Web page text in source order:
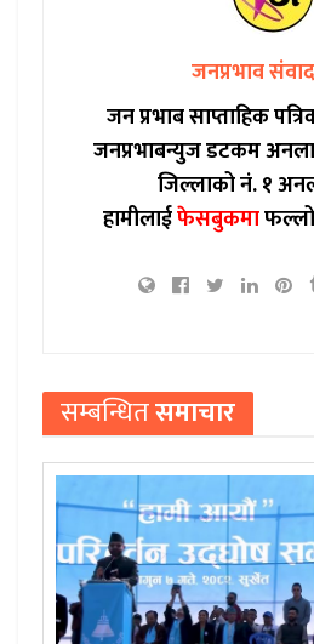
जनप्रभाव
जन प्रभाब साप्ताहिक
जनप्रभाबन्युज डटकम
जिल्लाको नं. १
हामीलाईफेसबुकमाफल्लो
सम्बन्धितसमाचार